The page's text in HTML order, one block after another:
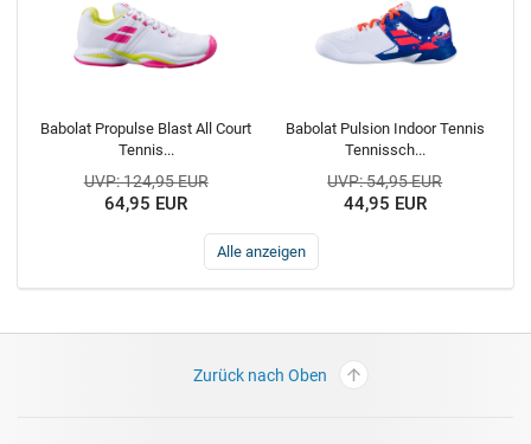
Babolat Propulse Blast All Court
Tennis...
UVP: 124,95 EUR
64,95 EUR
Babolat Pulsion Indoor Tennis
Tennissch...
UVP: 54,95 EUR
44,95 EUR
Alle anzeigen
Zurück nach Oben